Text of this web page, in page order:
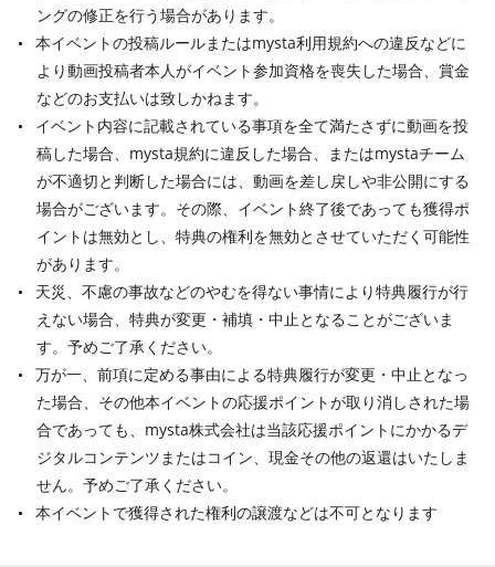
ングの修正を行う場合があります。
本イベントの投稿ルールまたはmysta利用規約への違反などに
より動画投稿者本人がイベント参加資格を喪失した場合、賞金
などのお支払いは致しかねます。
イベント内容に記載されている事項を全て満たさずに動画を投
稿した場合、mysta規約に違反した場合、またはmystaチーム
が不適切と判断した場合には、動画を差し戻しや非公開にする
場合がございます。その際、イベント終了後であっても獲得ポ
イントは無効とし、特典の権利を無効とさせていただく可能性
があります。
天災、不慮の事故などのやむを得ない事情により特典履行が行
えない場合、特典が変更・補填・中止となることがございま
す。予めご了承ください。
万が一、前項に定める事由による特典履行が変更・中止となっ
た場合、その他本イベントの応援ポイントが取り消しされた場
合であっても、mysta株式会社は当該応援ポイントにかかるデ
ジタルコンテンツまたはコイン、現金その他の返還はいたしま
せん。予めご了承ください。
本イベントで獲得された権利の譲渡などは不可となります